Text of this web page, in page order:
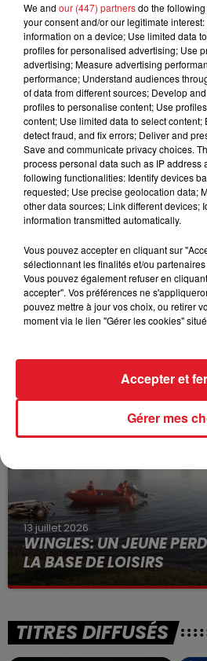
En direct des
Les notes du
FILS D'ACTUS
VOLONTAIRE EN COURS,
Selon les premiers
à des prostituées
13 juillet 2026
WINGLES: UN JEUNE
LA BASE DE LOISIRS
La victime a coulé à pic
TITRES DIFFUSÉS
We and our (447) partnersdo the
your consent and/or our legitimate
information on a device; Use limited data
profiles for personalised advertising; Use
advertising; Measure advertising
performance; Understand audiences
of data from different sources; Develop
profiles to personalise content; Use
content; Use limited data to select content;
detect fraud, and fix errors; Deliver and
Save and communicate privacy choices.
process personal data such as IP address
following functionalities: Identify devices
requested; Use precise geolocation data;
other data sources; Link different devices;
information transmitted automatically.
Vous pouvez accepter en cliquant sur
sélectionnant les finalités et/ou
Vous pouvez également refuser en
accepter". Vos préférences ne
pouvez mettre à jour vos choix, ou retirer
moment via le lien "Gérer les cookies"
Gérer mes
Accepter et